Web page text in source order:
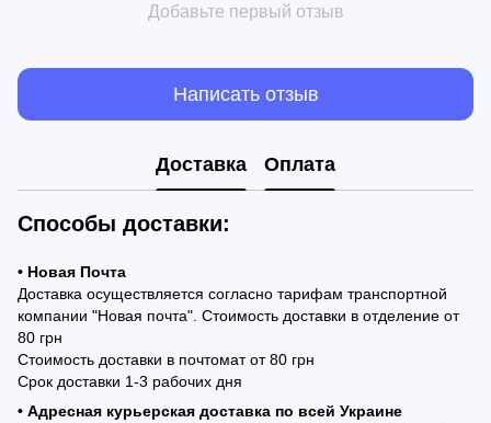
Добавьте первый отзыв
Написать отзыв
Доставка Оплата
Способы доставки:
• Новая Почта
Доставка осуществляется согласно тарифам транспортной
компании "Новая почта". Стоимость доставки в отделение от
80 грн
Стоимость доставки в почтомат от 80 грн
Срок доставки 1-3 рабочих дня
• Адресная курьерская доставка по всей Украине